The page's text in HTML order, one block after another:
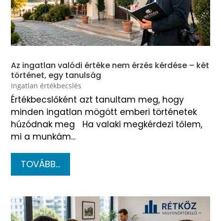
Az ingatlan valódi értéke nem érzés kérdése – két
történet, egy tanulság
Ingatlan értékbecslés
Értékbecslőként azt tanultam meg, hogy
minden ingatlan mögött emberi történetek
húzódnak meg Ha valaki megkérdezi tőlem,
mi a munkám...
TOVÁBB...